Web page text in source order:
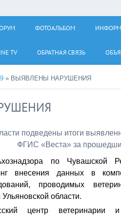
ФОТОАЛЬБОМ
TV ОБРАТНАЯ СВЯЗЬ
» ВЫЯВЛЕНЫ НАРУШЕНИЯ
по Чувашской
внесения данных в
проводимых
области.
центр ветеринарии и